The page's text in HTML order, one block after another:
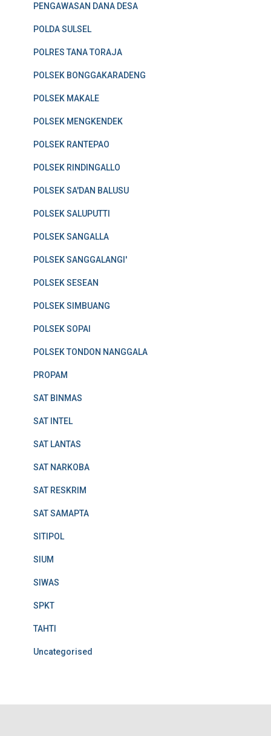
PENGAWASAN DANA DESA
POLDA SULSEL
POLRES TANA TORAJA
POLSEK BONGGAKARADENG
POLSEK MAKALE
POLSEK MENGKENDEK
POLSEK RANTEPAO
POLSEK RINDINGALLO
POLSEK SA'DAN BALUSU
POLSEK SALUPUTTI
POLSEK SANGALLA
POLSEK SANGGALANGI'
POLSEK SESEAN
POLSEK SIMBUANG
POLSEK SOPAI
POLSEK TONDON NANGGALA
PROPAM
SAT BINMAS
SAT INTEL
SAT LANTAS
SAT NARKOBA
SAT RESKRIM
SAT SAMAPTA
SITIPOL
SIUM
SIWAS
SPKT
TAHTI
Uncategorised